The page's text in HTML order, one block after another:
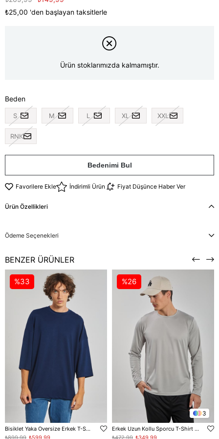
₺25,00 'den başlayan taksitlerle
Ürün stoklarımızda kalmamıştır.
Beden
S M L XL XXL
RNK
Bedenimi Bul
Favorilere Ekle İndirimli Ürün Fiyat Düşünce Haber Ver
Ürün Özellikleri
Ödeme Seçenekleri
BENZER ÜRÜNLER
Bisiklet Yaka Oversize Erkek T-Shirt - Lacivert
%33
3
Erkek Uzun Kollu Sporcu T-Shirt - Gri
%26